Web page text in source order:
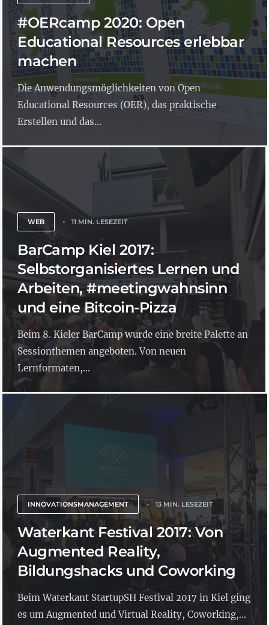
#OERcamp 2020: Open
Educational Resources erlebbar
machen
Die Anwendungsmöglichkeiten von Open
Educational Resources (OER), das praktische
Erstellen und das...
WEB 11 MIN. LESEZEIT
BarCamp Kiel 2017:
Selbstorganisiertes Lernen und
Arbeiten, #meetingwahnsinn
und eine Bitcoin-Pizza
Beim 8. Kieler BarCamp wurde eine breite Palette an
Sessionthemen angeboten. Von neuen
Lernformaten,...
INNOVATIONSMANAGEMENT 13 MIN. LESEZEIT
Waterkant Festival 2017: Von
Augmented Reality,
Bildungshacks und Coworking
Beim Waterkant StartupSH Festival 2017 in Kiel ging
es um Augmented und Virtual Reality, Coworking,...